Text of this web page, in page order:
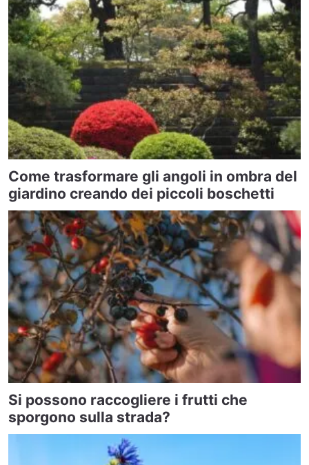
Come trasformare gli angoli in ombra del
giardino creando dei piccoli boschetti
Si possono raccogliere i frutti che
sporgono sulla strada?